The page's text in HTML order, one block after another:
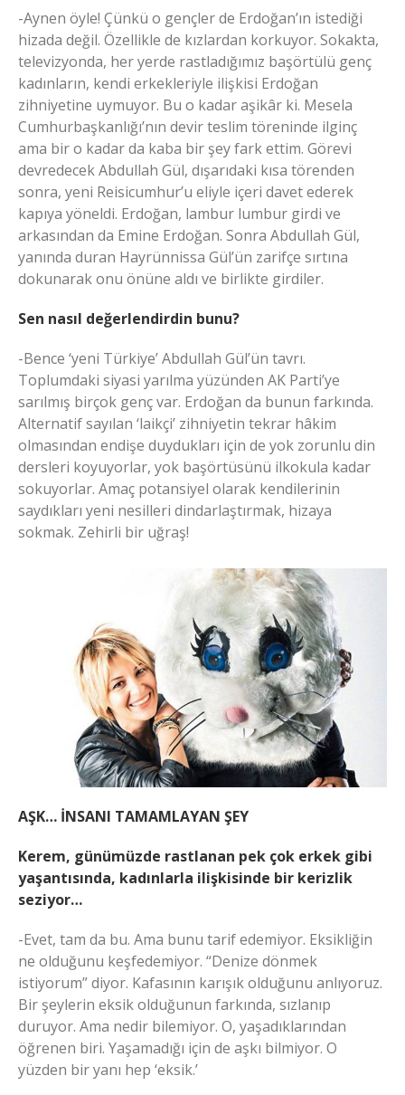
-Aynen öyle! Çünkü o gençler de Erdoğan’ın istediği
hizada değil. Özellikle de kızlardan korkuyor. Sokakta,
televizyonda, her yerde rastladığımız başörtülü genç
kadınların, kendi erkekleriyle ilişkisi Erdoğan
zihniyetine uymuyor. Bu o kadar aşikâr ki. Mesela
Cumhurbaşkanlığı’nın devir teslim töreninde ilginç
ama bir o kadar da kaba bir şey fark ettim. Görevi
devredecek Abdullah Gül, dışarıdaki kısa törenden
sonra, yeni Reisicumhur’u eliyle içeri davet ederek
kapıya yöneldi. Erdoğan, lambur lumbur girdi ve
arkasından da Emine Erdoğan. Sonra Abdullah Gül,
yanında duran Hayrünnissa Gül’ün zarifçe sırtına
dokunarak onu önüne aldı ve birlikte girdiler.
Sen nasıl değerlendirdin bunu?
-Bence ‘yeni Türkiye’ Abdullah Gül’ün tavrı.
Toplumdaki siyasi yarılma yüzünden AK Parti’ye
sarılmış birçok genç var. Erdoğan da bunun farkında.
Alternatif sayılan ‘laikçi’ zihniyetin tekrar hâkim
olmasından endişe duydukları için de yok zorunlu din
dersleri koyuyorlar, yok başörtüsünü ilkokula kadar
sokuyorlar. Amaç potansiyel olarak kendilerinin
saydıkları yeni nesilleri dindarlaştırmak, hizaya
sokmak. Zehirli bir uğraş!
AŞK… İNSANI TAMAMLAYAN ŞEY
Kerem, günümüzde rastlanan pek çok erkek gibi
yaşantısında, kadınlarla ilişkisinde bir kerizlik
seziyor…
-Evet, tam da bu. Ama bunu tarif edemiyor. Eksikliğin
ne olduğunu keşfedemiyor. “Denize dönmek
istiyorum” diyor. Kafasının karışık olduğunu anlıyoruz.
Bir şeylerin eksik olduğunun farkında, sızlanıp
duruyor. Ama nedir bilemiyor. O, yaşadıklarından
öğrenen biri. Yaşamadığı için de aşkı bilmiyor. O
yüzden bir yanı hep ‘eksik.’